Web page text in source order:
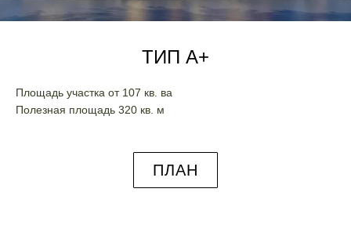
ТИП A+
Площадь участка от 107 кв. ва
Полезная площадь 320 кв. м
ПЛАН